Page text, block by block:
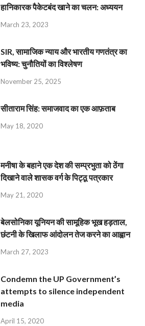
हानिकारक पैकेटबंद खाने का चलन: अध्ययन
March 23, 2023
SIR, सामाजिक न्याय और भारतीय गणतंत्र का
भविष्य: चुनौतियों का विश्लेषण
November 25, 2025
सीताराम सिंह: समाजवाद का एक आफ़ताब
May 18, 2020
मनीषा के बहाने एक देश की सम्प्रभुता को ठेंगा
दिखाने वाले शासक वर्ग के पिट्ठू पत्रकार
May 21, 2020
बेलसोनिका यूनियन की सामूहिक भूख हड़ताल,
छंटनी के खिलाफ आंदोलन तेज करने का आह्वान
March 27, 2023
Condemn the UP Government’s
attempts to silence independent
media
April 15, 2020